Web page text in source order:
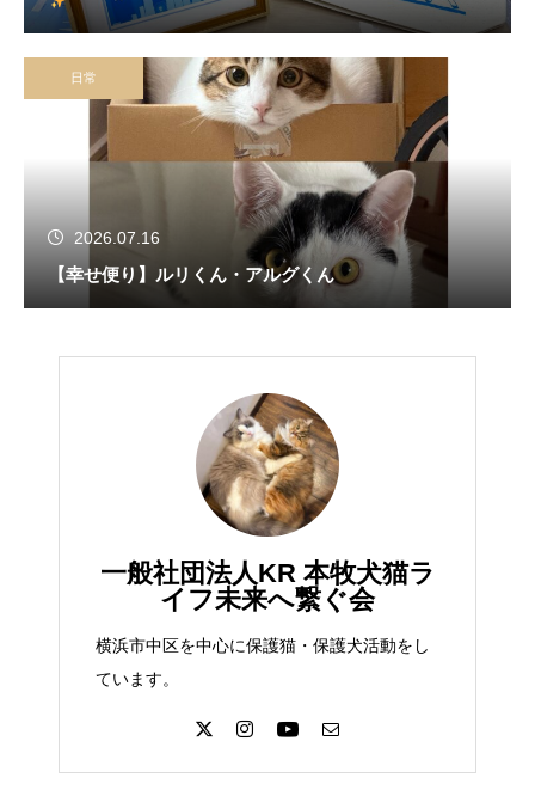
日常
2026.07.16
【幸せ便り】ルリくん・アルグくん
一般社団法人KR 本牧犬猫ラ
イフ未来へ繋ぐ会
横浜市中区を中心に保護猫・保護犬活動をし
ています。